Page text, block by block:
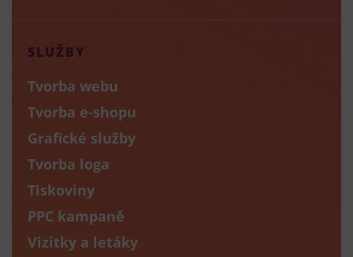
SLUŽBY
Tvorba webu
Tvorba e-shopu
Grafické služby
Tvorba loga
Tiskoviny
PPC kampaně
Vizitky a letáky